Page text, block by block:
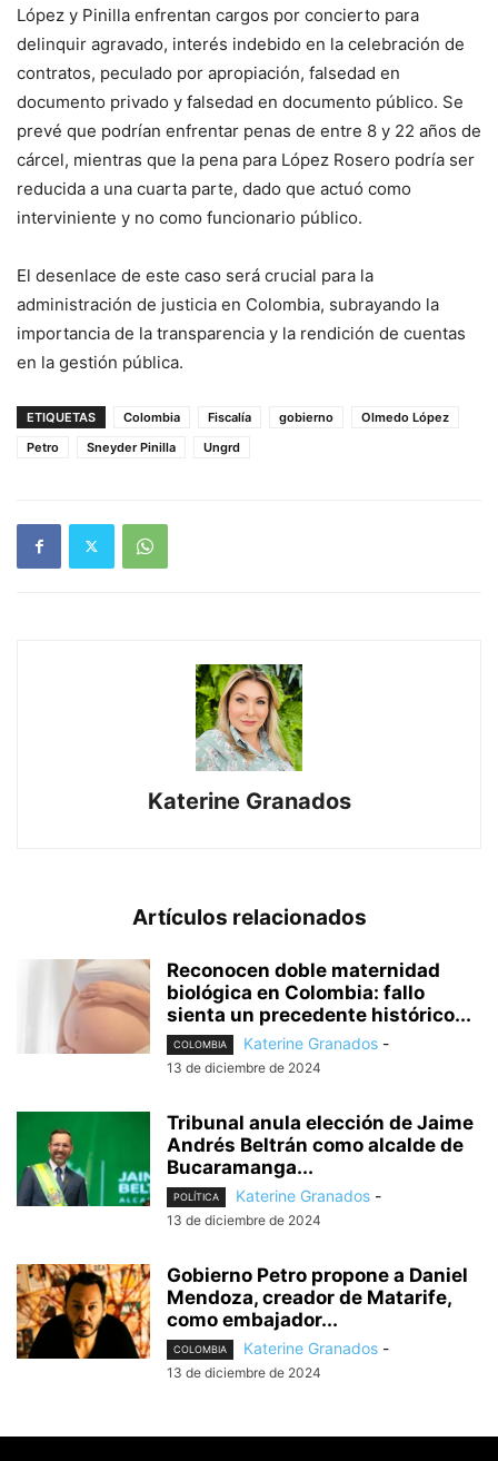
López y Pinilla enfrentan cargos por concierto para
delinquir agravado, interés indebido en la celebración de
contratos, peculado por apropiación, falsedad en
documento privado y falsedad en documento público. Se
prevé que podrían enfrentar penas de entre 8 y 22 años de
cárcel, mientras que la pena para López Rosero podría ser
reducida a una cuarta parte, dado que actuó como
interviniente y no como funcionario público.
El desenlace de este caso será crucial para la
administración de justicia en Colombia, subrayando la
importancia de la transparencia y la rendición de cuentas
en la gestión pública.
ETIQUETAS Colombia Fiscalía gobierno
Olmedo López
Petro
Sneyder Pinilla Ungrd
Katerine Granados
Artículos relacionados
Reconocen doble maternidad
biológica en Colombia: fallo
sienta un precedente histórico...
COLOMBIA Katerine Granados -
13 de diciembre de 2024
Tribunal anula elección de Jaime
Andrés Beltrán como alcalde de
Bucaramanga...
POLÍTICA Katerine Granados -
13 de diciembre de 2024
Gobierno Petro propone a Daniel
Mendoza, creador de Matarife,
como embajador...
COLOMBIA Katerine Granados -
13 de diciembre de 2024